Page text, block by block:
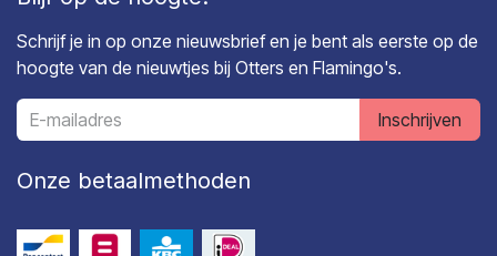
Schrijf je in op onze nieuwsbrief en je bent als eerste op de
hoogte van de nieuwtjes bij Otters en Flamingo's.
Inschrijven
Onze betaalmethoden